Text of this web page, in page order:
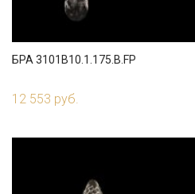
БРА 3101B10.1.175.B.FP
12 553 руб.